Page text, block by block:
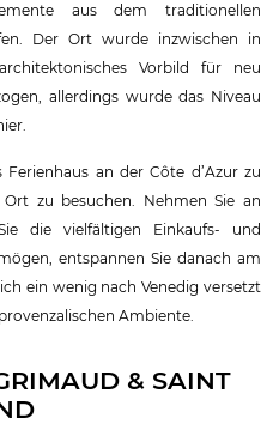
aus dem traditionellen
Der Ort wurde inzwischen in
Vorbild für neu
allerdings wurde das Niveau
an der Côte d’Azur zu
zu besuchen. Nehmen Sie an
die vielfältigen Einkaufs- und
entspannen Sie danach am
ein wenig nach Venedig versetzt
Ambiente.
& SAINT